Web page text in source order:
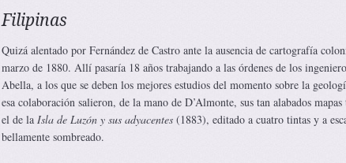
Filipinas
Quizá alentado por Fernández de Castro ante la ausencia de cartografía
marzo de 1880. Allí pasaría 18 años trabajando a las órdenes de los
Abella, a los que se deben los mejores estudios del momento sobre la
esa colaboración salieron, de la mano de D’Almonte, sus tan alabados
el de la Isla de Luzón y sus adyacentes(1883), editado a cuatro tintas y a
bellamente sombreado.